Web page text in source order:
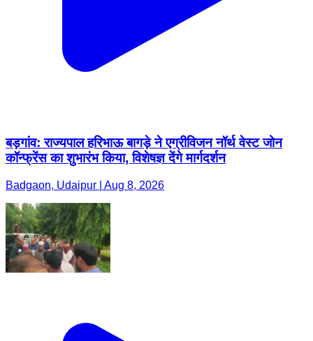
बड़गांव: राज्यपाल हरिभाऊ बागड़े ने एग्रीविजन नॉर्थ वेस्ट जोन
कॉन्फ्रेंस का शुभारंभ किया, विशेषज्ञ देंगे मार्गदर्शन
Badgaon, Udaipur | Aug 8, 2026